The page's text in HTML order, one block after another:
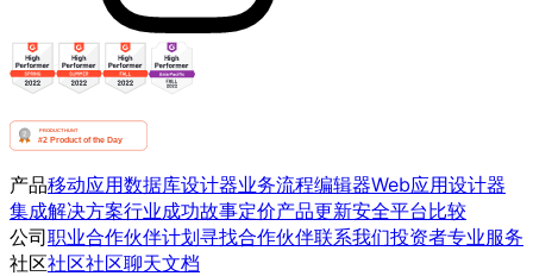
产品移动应用数据库设计器业务流程编辑器Web应用设计器
集成解决方案行业成功故事定价产品更新安全平台比较
公司职业合作伙伴计划寻找合作伙伴联系我们投资者专业服务
社区社区社区聊天文档